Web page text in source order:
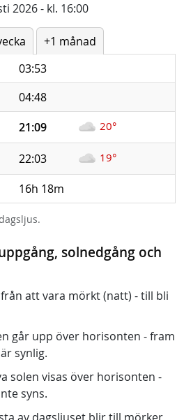
2026 - kl. 16:00
+1 månad
03:53
04:48
21:09 20°
22:03 19°
16h 18m
solnedgång och
att vara mörkt (natt) - till bli
går upp över horisonten - fram
synlig.
solen visas över horisonten -
syns.